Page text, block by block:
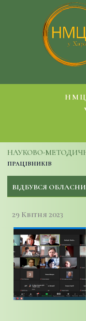
НАУКОВО-
працівників
ВІДБУВСЯ
29 Квітня 2023